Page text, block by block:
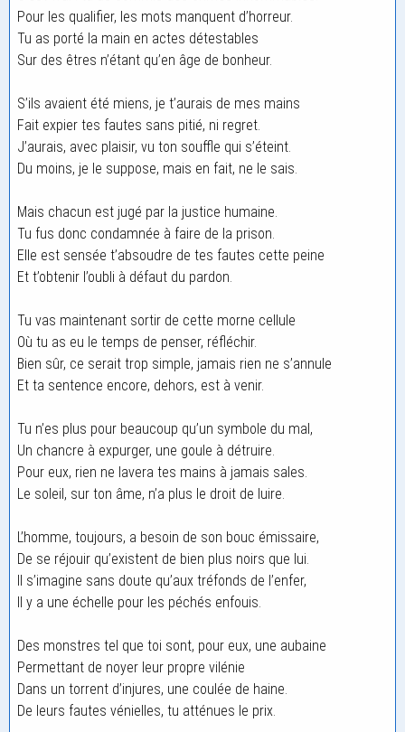
Pour les qualifier, les mots manquent d’horreur.
Tu as porté la main en actes détestables
Sur des êtres n’étant qu’en âge de bonheur.
S’ils avaient été miens, je t’aurais de mes mains
Fait expier tes fautes sans pitié, ni regret.
J’aurais, avec plaisir, vu ton souffle qui s’éteint.
Du moins, je le suppose, mais en fait, ne le sais.
Mais chacun est jugé par la justice humaine.
Tu fus donc condamnée à faire de la prison.
Elle est sensée t’absoudre de tes fautes cette peine
Et t’obtenir l’oubli à défaut du pardon.
Tu vas maintenant sortir de cette morne cellule
Où tu as eu le temps de penser, réfléchir.
Bien sûr, ce serait trop simple, jamais rien ne s’annule
Et ta sentence encore, dehors, est à venir.
Tu n’es plus pour beaucoup qu’un symbole du mal,
Un chancre à expurger, une goule à détruire.
Pour eux, rien ne lavera tes mains à jamais sales.
Le soleil, sur ton âme, n’a plus le droit de luire.
L’homme, toujours, a besoin de son bouc émissaire,
De se réjouir qu’existent de bien plus noirs que lui.
Il s’imagine sans doute qu’aux tréfonds de l’enfer,
Il y a une échelle pour les péchés enfouis.
Des monstres tel que toi sont, pour eux, une aubaine
Permettant de noyer leur propre vilénie
Dans un torrent d’injures, une coulée de haine.
De leurs fautes vénielles, tu atténues le prix.